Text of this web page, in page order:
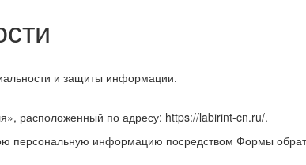
и защиты информации.
расположенный по адресу: https://labirint-cn.ru/.
персональную информацию посредством Формы